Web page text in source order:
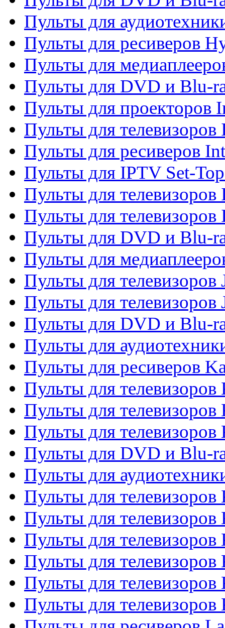
Пульты для
Пульты для ресиверов
Пульты для
Пульты для DVD и Blu-
Пульты для проекторов
Пульты для
Пульты для ресиверов
Пульты для IPTV Set-
Пульты для телевизоров
Пульты для телевизоров
Пульты для DVD и Blu-
Пульты для
Пульты для телевизоров
Пульты для телевизоров
Пульты для DVD и Blu-
Пульты для
Пульты для ресиверов
Пульты для телевизоров
Пульты для телевизоров
Пульты для телевизоров
Пульты для DVD и Blu-
Пульты для
Пульты для
Пульты для телевизоров
Пульты для телевизоров
Пульты для телевизоров
Пульты для
Пульты для